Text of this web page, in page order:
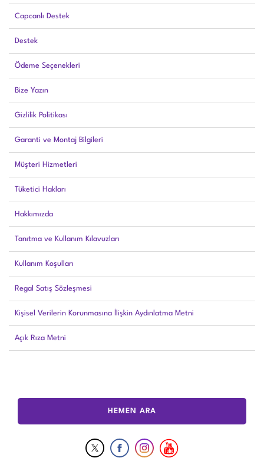
Capcanlı Destek
Destek
Ödeme Seçenekleri
Bize Yazın
Gizlilik Politikası
Garanti ve Montaj Bilgileri
Müşteri Hizmetleri
Tüketici Hakları
Hakkımızda
Tanıtma ve Kullanım Kılavuzları
Kullanım Koşulları
Regal Satış Sözleşmesi
Kişisel Verilerin Korunmasına İlişkin Aydınlatma Metni
Açık Rıza Metni
HEMEN ARA